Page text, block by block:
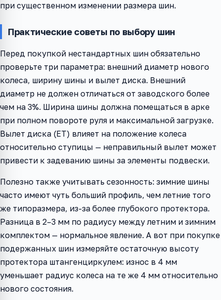
при существенном изменении размера шин.
Практические советы по выбору шин
Перед покупкой нестандартных шин обязательно
проверьте три параметра: внешний диаметр нового
колеса, ширину шины и вылет диска. Внешний
диаметр не должен отличаться от заводского более
чем на 3%. Ширина шины должна помещаться в арке
при полном повороте руля и максимальной загрузке.
Вылет диска (ET) влияет на положение колеса
относительно ступицы — неправильный вылет может
привести к задеванию шины за элементы подвески.
Полезно также учитывать сезонность: зимние шины
часто имеют чуть больший профиль, чем летние того
же типоразмера, из-за более глубокого протектора.
Разница в 2–3 мм по радиусу между летним и зимним
комплектом — нормальное явление. А вот при покупке
подержанных шин измеряйте остаточную высоту
протектора штангенциркулем: износ в 4 мм
уменьшает радиус колеса на те же 4 мм относительно
нового состояния.